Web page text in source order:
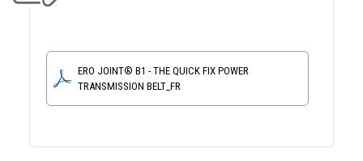
ERO JOINT® B1 - THE QUICK FIX POWER
TRANSMISSION BELT_FR